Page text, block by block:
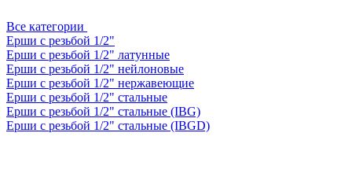
Все категории
Ерши с резьбой 1/2"
Ерши с резьбой 1/2" латунные
Ерши с резьбой 1/2" нейлоновые
Ерши с резьбой 1/2" нержавеющие
Ерши с резьбой 1/2" стальные
Ерши с резьбой 1/2" стальные (IBG)
Ерши с резьбой 1/2" стальные (IBGD)